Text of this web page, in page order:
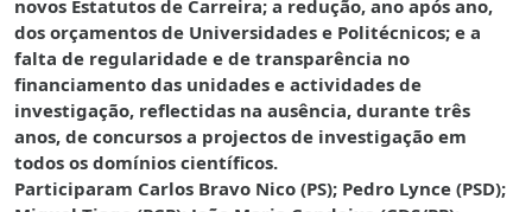
novos Estatutos de Carreira; a redução, ano após ano,
dos orçamentos de Universidades e Politécnicos; e a
falta de regularidade e de transparência no
financiamento das unidades e actividades de
investigação, reflectidas na ausência, durante três
anos, de concursos a projectos de investigação em
todos os domínios científicos.
Participaram Carlos Bravo Nico (PS); Pedro Lynce (PSD);